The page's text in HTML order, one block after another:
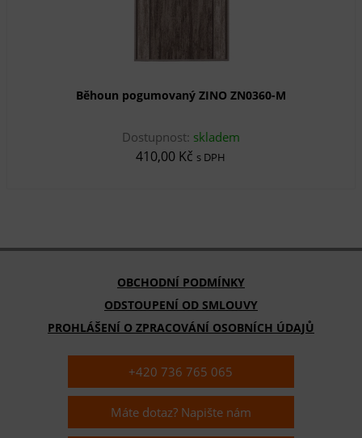
Běhoun pogumovaný ZINO ZN0360-M
Dostupnost: skladem
410,00 Kč s DPH
OBCHODNÍ PODMÍNKY
ODSTOUPENÍ OD SMLOUVY
PROHLÁŠENÍ O ZPRACOVÁNÍ OSOBNÍCH ÚDAJŮ
+420 736 765 065
Máte dotaz? Napište nám